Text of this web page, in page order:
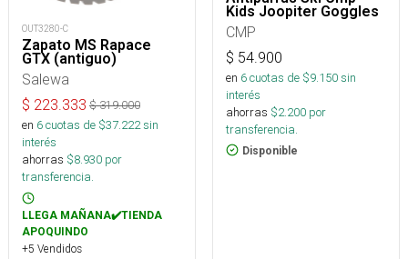
OUT3280-C
Zapato MS Rapace
GTX (antiguo)
Salewa
$ 223.333 $319.000
en 6cuotas de $37.222sin
interés
ahorras $8.930 por
transferencia.
LLEGA MAÑANA✔️TIENDA
APOQUINDO
+5 Vendidos
Kids Joopiter Goggles
CMP
$ 54.900
en 6cuotas de $9.150sin
interés
ahorras $2.200 por
transferencia.
Disponible